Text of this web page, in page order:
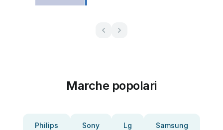
Marche popolari
Philips Sony Lg Samsung